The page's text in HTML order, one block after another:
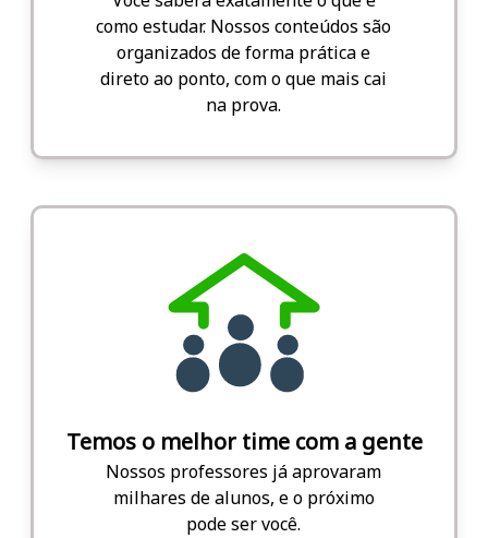
como estudar. Nossos conteúdos são
organizados de forma prática e
direto ao ponto, com o que mais cai
na prova.
Temos o melhor time com a gente
Nossos professores já aprovaram
milhares de alunos, e o próximo
pode ser você.